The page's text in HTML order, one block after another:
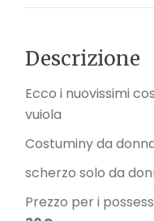
Descrizione
Ecco i nuovissimi
vuiola
Costuminy da
scherzo solo da
Prezzo per i